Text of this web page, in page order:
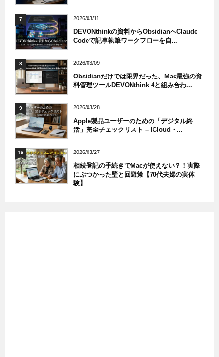
7 2026/03/11
DEVONthinkの資料からObsidianへClaude
Codeで記事執筆ワークフローを自...
8 2026/03/09
Obsidianだけでは限界だった、Mac最強の資
料管理ツールDEVONthink 4と組み合わ...
9 2026/03/28
Apple製品ユーザーのための「デジタル終
活」完全チェックリスト – iCloud・...
10 2026/03/27
相続登記の手続きでMacが使えない？！実際
にぶつかった壁と回避策【70代夫婦の実体
験】